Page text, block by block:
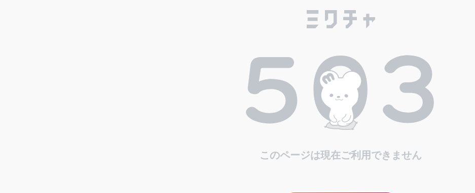
このページは現在ご利用できません